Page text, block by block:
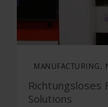
MANUFACTURING,
Richtungsloses
Solutions